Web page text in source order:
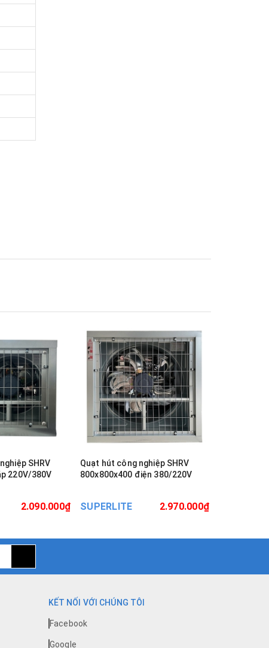
SHRV
220V/380V
2.090.000₫
Quạt hút công nghiệp SHRV
800x800x400 điện 380/220V
SUPERLITE 2.970.000₫
KẾT NỐI VỚI CHÚNG TÔI
Facebook
Google